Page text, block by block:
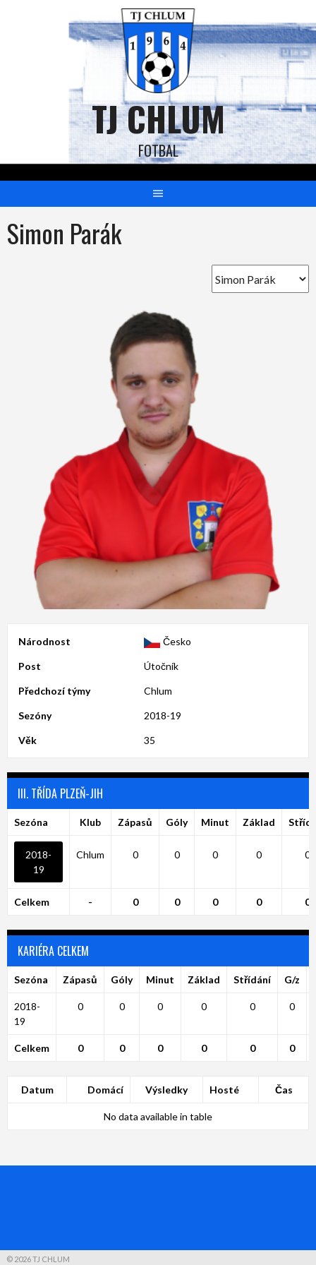
TJ CHLUM
FOTBAL
Simon Parák
Národnost Česko
Post Útočník
Předchozí týmy Chlum
Sezóny 2018-19
Věk 35
III. TŘÍDA PLZEŇ-JIH
Sezóna Klub Zápasů Góly Minut Základ
2018-
19
Chlum 0 0 0 0 0
Celkem - 0 0 0 0 0
KARIÉRA CELKEM
Sezóna Zápasů Góly Minut Základ Střídání G/z
2018-
19
0 0 0 0 0 0
Celkem 0 0 0 0 0 0
Datum Domácí Výsledky Hosté Čas
No data available in table
© 2026 TJ CHLUM